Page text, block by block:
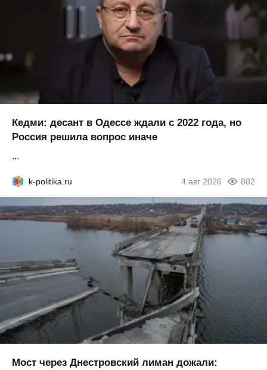
Кедми: десант в Одессе ждали с 2022 года, но
Россия решила вопрос иначе
...
k-politika.ru 4 авг 2026 882
Мост через Днестровский лиман дожали: